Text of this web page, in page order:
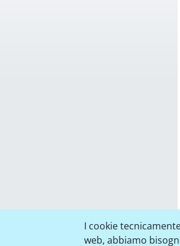
I cookie
web, abbiamo